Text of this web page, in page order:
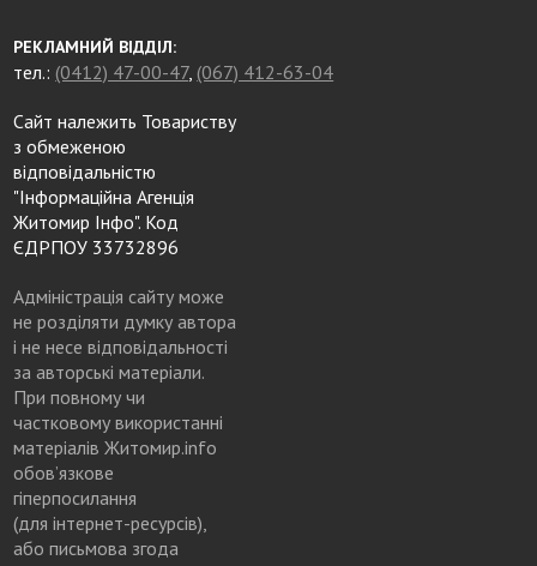
РЕКЛАМНИЙ ВІДДІЛ:
тел.: (0412) 47-00-47, (067) 412-63-04
Сайт належить Товариству
з обмеженою
відповідальністю
"Інформаційна Агенція
Житомир Інфо". Код
ЄДРПОУ 33732896
Адміністрація сайту може
не розділяти думку автора
і не несе відповідальності
за авторські матеріали.
При повному чи
частковому використанні
матеріалів Житомир.info
обов’язкове
гіперпосилання
(для інтернет-ресурсів),
або письмова згода